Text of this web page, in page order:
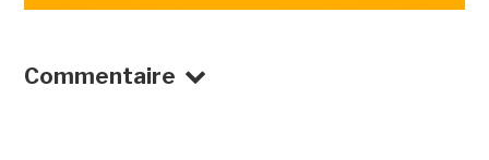
Commentaire